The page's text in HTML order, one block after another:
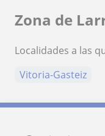
Zona de
Localidades a las
Vitoria-Gasteiz